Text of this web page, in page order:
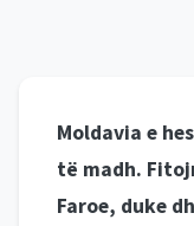
Moldavia e
të madh.
Faroe, duke